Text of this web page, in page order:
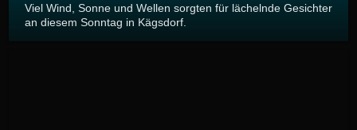
Viel Wind, Sonne und Wellen sorgten für lächelnde Gesichter
an diesem Sonntag in Kägsdorf.